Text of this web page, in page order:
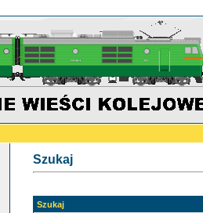
Szukaj
Szukaj